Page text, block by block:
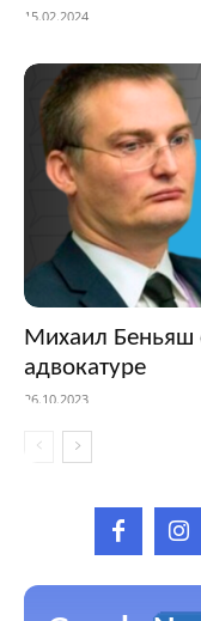
15.02.2024
Михаил Беньяш
адвокатуре
26.10.2023